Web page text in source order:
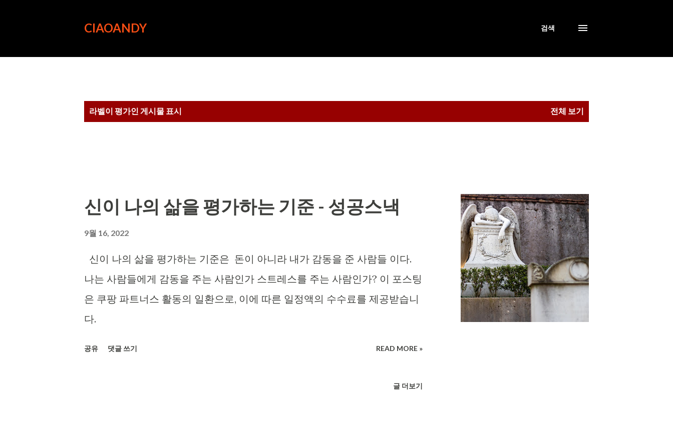
CIAOANDY 검색
라벨이 평가인 게시물 표시 전체 보기
신이 나의 삶을 평가하는 기준 - 성공스낵
9월 16, 2022
신이 나의 삶을 평가하는 기준은 돈이 아니라 내가 감동을 준 사람들 이다.
나는 사람들에게 감동을 주는 사람인가 스트레스를 주는 사람인가? 이 포스팅
은 쿠팡 파트너스 활동의 일환으로, 이에 따른 일정액의 수수료를 제공받습니
다.
공유 댓글 쓰기 READ MORE »
글 더보기